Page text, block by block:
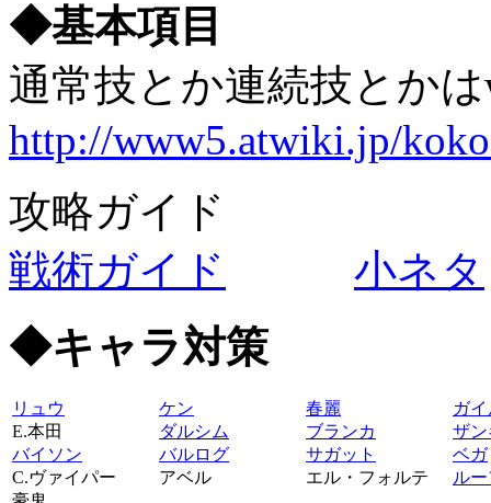
◆基本項目
通常技とか連続技とか
http://www5.atwiki.jp/
攻略ガイド
戦術ガイド
小ネタ
◆キャラ対策
リュウ
E.本田
バイソン
C.ヴァイパー
ケン
ダルシム
バルログ
アベル
春麗
ブランカ
サガット
エル・フォルテ
ガ
ザ
ベガ
ル